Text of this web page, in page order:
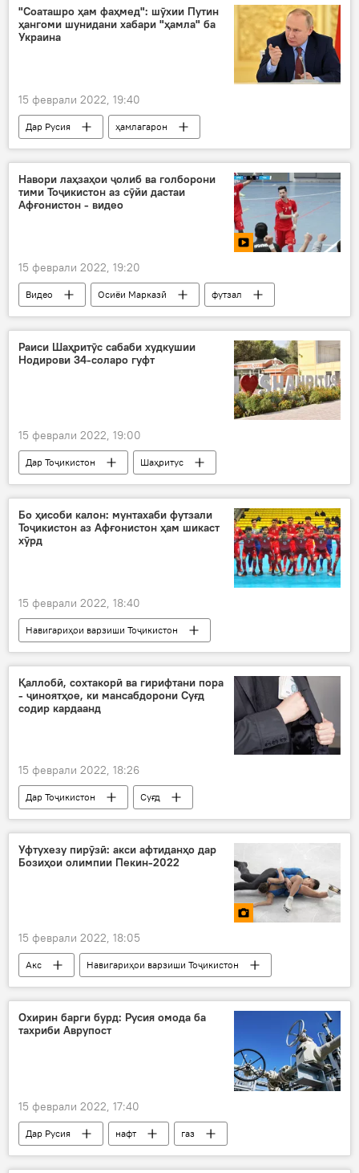
Коронавирус дар Русия ва ҷаҳон: охирин хабару гузоришҳо
коронавирус
"Соаташро ҳам фаҳмед": шӯхии Путин
ҳангоми шунидани хабари "ҳамла" ба
Украина
15 феврали 2022, 19:40
Дар Русия
ҳамлагарон
Амният ва мудофиа
ИМА
НАТО
Владимир Путин
шӯхӣ
Навори лаҳзаҳои ҷолиб ва голборони
тими Тоҷикистон аз сӯйи дастаи
Афғонистон - видео
15 феврали 2022, 19:20
Видео Осиёи Марказӣ
футзал
Афғонистон
тими ҷавонони Тоҷикистон
шикаст
гол
Раиси Шаҳритӯс сабаби худкушии
Нодирови 34-соларо гуфт
15 феврали 2022, 19:00
Дар Тоҷикистон
Шаҳритус
Рӯйдод, ҷиноят ва ҳолатҳои фавқулода
Бо ҳисоби калон: мунтахаби футзали
Тоҷикистон аз Афғонистон ҳам шикаст
хӯрд
15 феврали 2022, 18:40
Навигариҳои варзиши Тоҷикистон
Дар Тоҷикистон
Афғонистон
футзал
Қаллобӣ, сохтакорӣ ва гирифтани пора
- ҷиноятҳое, ки мансабдорони Суғд
содир кардаанд
15 феврали 2022, 18:26
Дар Тоҷикистон
Суғд
Рӯйдод, ҷиноят ва ҳолатҳои фавқулода
Оҷонсии зидди фасод
Уфтухезу пирӯзӣ: акси афтиданҳо дар
Бозиҳои олимпии Пекин-2022
15 феврали 2022, 18:05
Акс
Навигариҳои варзиши Тоҷикистон
Бозиҳои олимпии Пекин
афтид
варзишгар
Охирин барги бурд: Русия омода ба
тахриби Аврупост
15 феврали 2022, 17:40
Дар Русия нафт
газ
Аврупо
таҳрим